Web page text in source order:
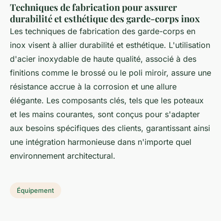
Techniques de fabrication pour assurer
durabilité et esthétique des garde-corps inox
Les techniques de fabrication des garde-corps en
inox visent à allier durabilité et esthétique. L'utilisation
d'acier inoxydable de haute qualité, associé à des
finitions comme le brossé ou le poli miroir, assure une
résistance accrue à la corrosion et une allure
élégante. Les composants clés, tels que les poteaux
et les mains courantes, sont conçus pour s'adapter
aux besoins spécifiques des clients, garantissant ainsi
une intégration harmonieuse dans n'importe quel
environnement architectural.
Équipement